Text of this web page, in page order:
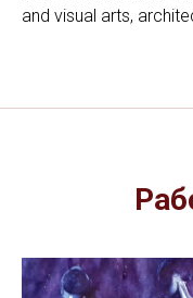
and visual arts,